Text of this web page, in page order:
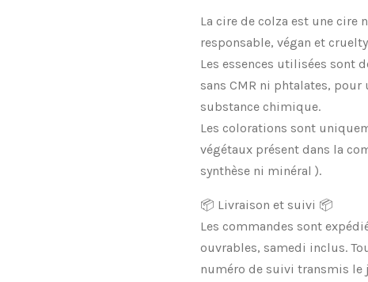
La cire de colza est une cire
responsable, végan et
Les essences utilisées sont
sans CMR ni phtalates,
substance chimique.
Les colorations sont
végétaux présent dans la
synthèse ni minéral ).
📦 Livraison et suivi 📦
Les commandes sont
ouvrables, samedi inclus.
numéro de suivi transmis le